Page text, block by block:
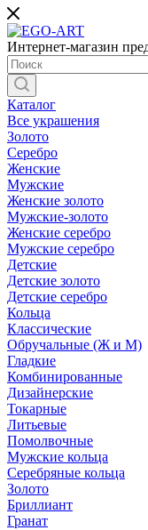
Интернет-магазин
Каталог
Все украшения
Золото
Серебро
Женские
Мужские
Женские золото
Мужские-золото
Женские серебро
Мужские серебро
Детские
Детские золото
Детские серебро
Кольца
Классические
Обручальные (Ж и М)
Гладкие
Комбинированные
Дизайнерские
Токарные
Литьевые
Помолвочные
Мужские кольца
Серебряные кольца
Золото
Бриллиант
Гранат